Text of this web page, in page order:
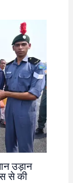
उड़ान
से की